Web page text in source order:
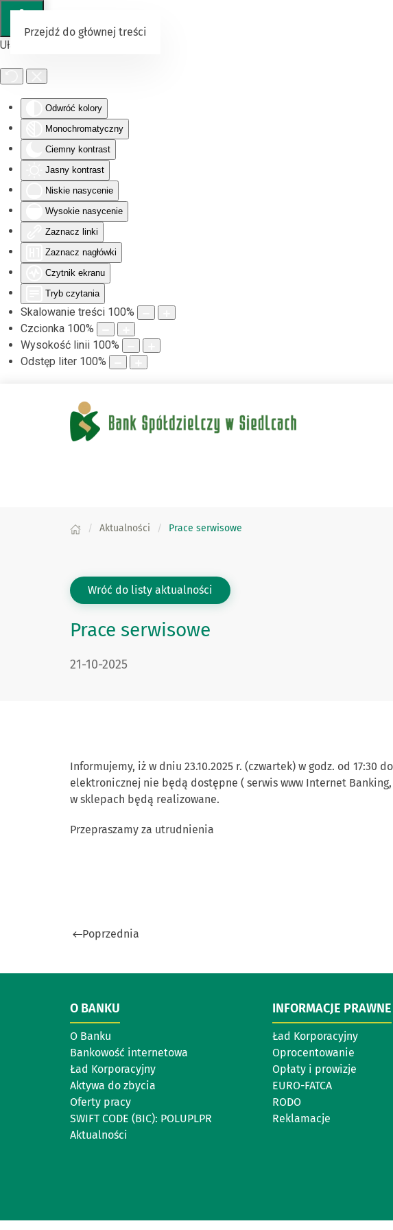
Ułatwienia dostępu
Odwróć kolory
Monochromatyczny
Ciemny kontrast
Jasny kontrast
Niskie nasycenie
Wysokie nasycenie
Zaznacz linki
Zaznacz nagłówki
Czytnik ekranu
Tryb czytania
Skalowanie treści 100%
Czcionka 100%
Wysokość linii 100%
Odstęp liter 100%
Przejdź do głównej treści
Aktualności Prace serwisowe
Wróć do listy aktualności
Prace serwisowe
DATA PUBLIKACJI:
21-10-2025
Informujemy, iż w dniu 23.10.2025 r. (czwartek) w godz. od 17:30
elektronicznej nie będą dostępne ( serwis www Internet
w sklepach będą realizowane.
Przepraszamy za utrudnienia
Poprzednia
O BANKU
O Banku
Bankowość internetowa
Ład Korporacyjny
Aktywa do zbycia
Oferty pracy
SWIFT CODE (BIC): POLUPLPR
Aktualności
INFORMACJE PRAWNE
Ład Korporacyjny
Oprocentowanie
Opłaty i prowizje
EURO-FATCA
RODO
Reklamacje